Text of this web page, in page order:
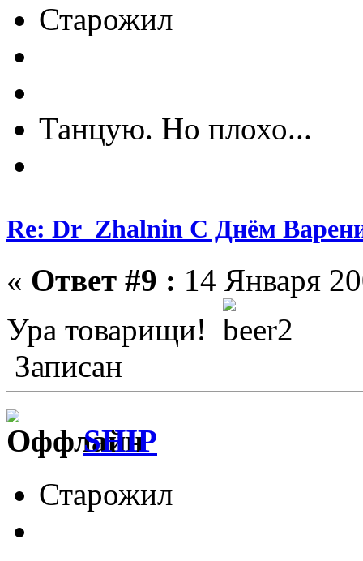
Старожил
Танцую. Но плохо...
Re: Dr_Zhalnin С Днём
« Ответ #9 : 14 Января
Ура товарищи!
Записан
SHIP
Старожил